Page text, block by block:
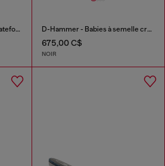
D-Woodstock-Sandales à plateforme à brides en denim D-Hammer - Babies à semelle crantée en cuir verni
675,00 C$
NOIR